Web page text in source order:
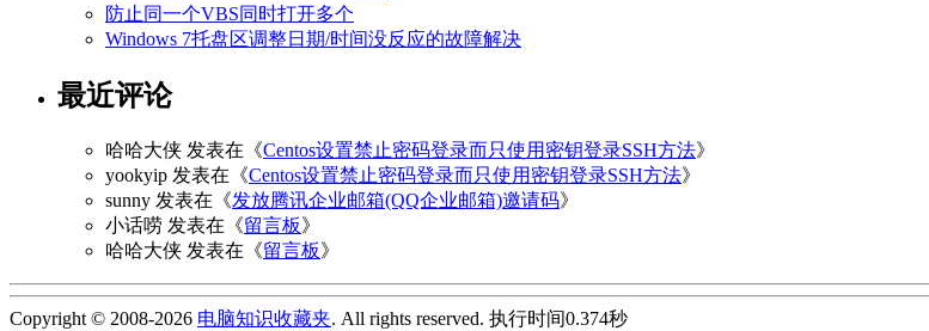
防止同一个VBS同时打开多个
Windows 7托盘区调整日期/时间没反应的故障解决
最近评论
哈哈大侠 发表在《Centos设置禁止密码登录而只使用密钥登录SSH方法》
yookyip 发表在《Centos设置禁止密码登录而只使用密钥登录SSH方法》
sunny 发表在《发放腾讯企业邮箱(QQ企业邮箱)邀请码》
小话唠 发表在《留言板》
哈哈大侠 发表在《留言板》
Copyright © 2008-2026 电脑知识收藏夹. All rights reserved. 执行时间0.374秒